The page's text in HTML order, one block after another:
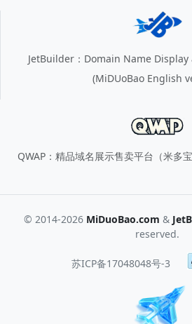
JetBuilder：Domain Name
(MiDUoBao English
QWAP：精品域名展示售卖平台（米多
© 2014-2026 MiDuoBao.com &
reserved.
苏ICP备17048048号-3